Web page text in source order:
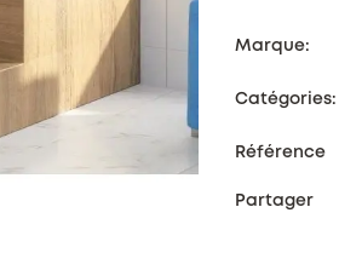
Marque:
Catégories:
Référence
Partager